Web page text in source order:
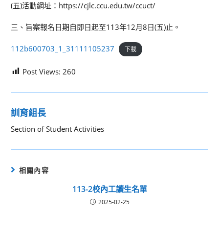
(五)活動網址：https://cjlc.ccu.edu.tw/ccuct/
三、旨案報名日期自即日起至113年12月8日(五)止。
112b600703_1_31111105237 下載
Post Views: 260
訓育組長
Section of Student Activities
相關內容
113-2校內工讀生名單
2025-02-25